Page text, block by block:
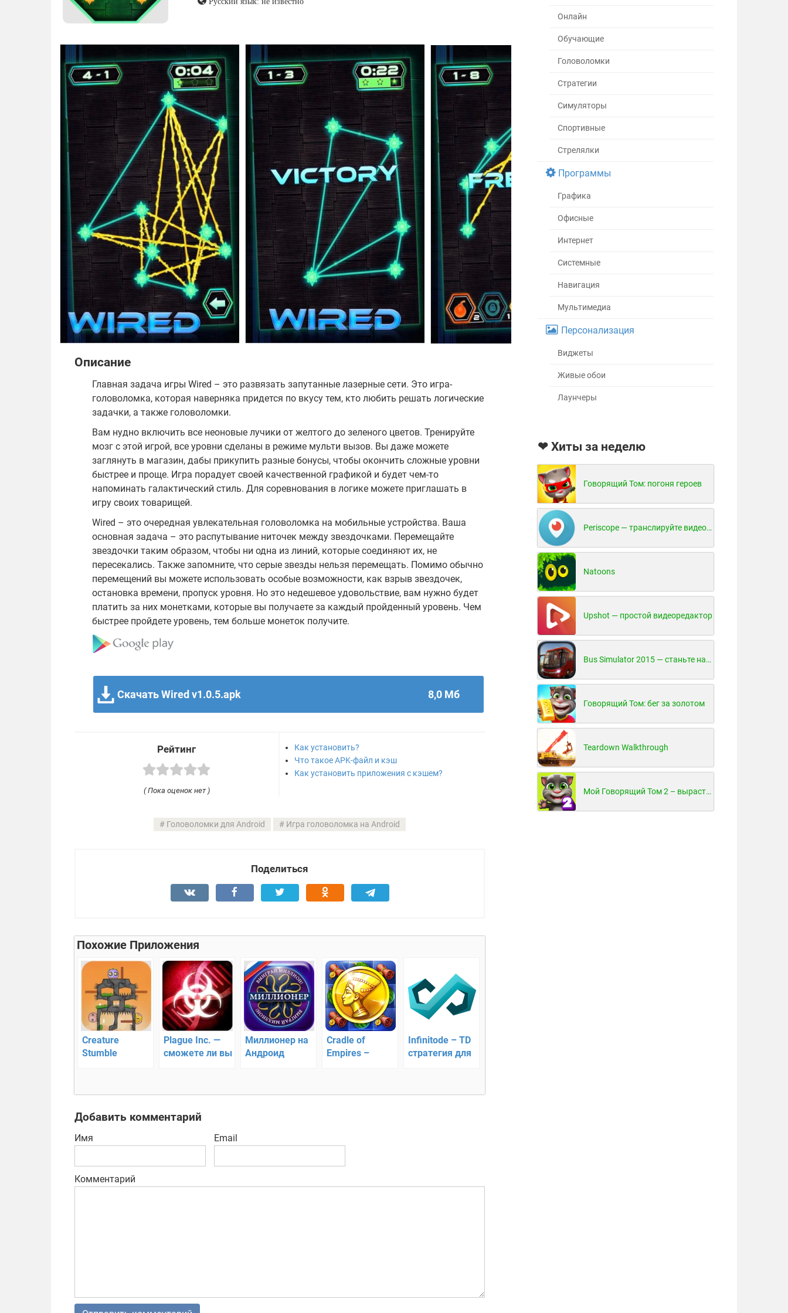
Описание
Главная задача игры Wired – это развязать запутанные лазерные сети. Это игра-
головоломка, которая наверняка придется по вкусу тем, кто любить решать логические
задачки, а также головоломки.
Вам нудно включить все неоновые лучики от желтого до зеленого цветов. Тренируйте
мозг с этой игрой, все уровни сделаны в режиме мульти вызов. Вы даже можете
заглянуть в магазин, дабы прикупить разные бонусы, чтобы окончить сложные уровни
быстрее и проще. Игра порадует своей качественной графикой и будет чем-то
напоминать галактический стиль. Для соревнования в логике можете приглашать в
игру своих товарищей.
Wired – это очередная увлекательная головоломка на мобильные устройства. Ваша
основная задача – это распутывание ниточек между звездочками. Перемещайте
звездочки таким образом, чтобы ни одна из линий, которые соединяют их, не
пересекались. Также запомните, что серые звезды нельзя перемещать. Помимо обычно
перемещений вы можете использовать особые возможности, как взрыв звездочек,
остановка времени, пропуск уровня. Но это недешевое удовольствие, вам нужно будет
платить за них монетками, которые вы получаете за каждый пройденный уровень. Чем
быстрее пройдете уровень, тем больше монеток получите.
Скачать Wired v1.0.5.apk 8,0 Мб
Рейтинг
( Пока оценок нет )
Как установить?
Что такое APK-файл и кэш
Как установить приложения с кэшем?
Головоломки для Android Игра головоломка на Android
Поделиться
Похожие Приложения
Creature
Stumble
физикой!
Plague Inc. —
сможете ли вы
Миллионер на
Андроид
Cradle of
Empires –
Infinitode – TD
стратегия для
Добавить комментарий
Имя Email
Комментарий
Онлайн
Обучающие
Головоломки
Стратегии
Симуляторы
Спортивные
Стрелялки
Программы
Графика
Офисные
Интернет
Системные
Навигация
Мультимедиа
Персонализация
Виджеты
Живые обои
Лаунчеры
❤ Хиты за неделю
Говорящий Том: погоня героев
Periscope — транслируйте видео в реальном времени!
Natoons
Upshot — простой видеоредактор
Bus Simulator 2015 — станьте настоящим водителем автобуса!
Говорящий Том: бег за золотом
Teardown Walkthrough
Мой Говорящий Том 2 – вырасти и воспитай своего котенка